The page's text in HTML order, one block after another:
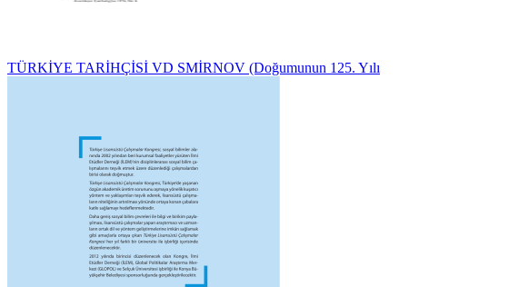
TÜRKİYE TARİHÇİSİ VD SMİRNOV (Doğumunun 125. Yılı